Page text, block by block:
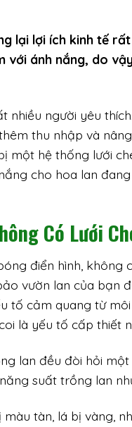
lại lợi ích kinh tế
với ánh nắng, do
nhiều người yêu
thu nhập và
một hệ thống lưới
cho hoa lan
Có Lưới
điển hình,
vườn lan của bạn
tố cảm quang từ
là yếu tố cấp thiết
lan đều đòi hỏi
suất trồng lan
tàn, lá bị vàng,